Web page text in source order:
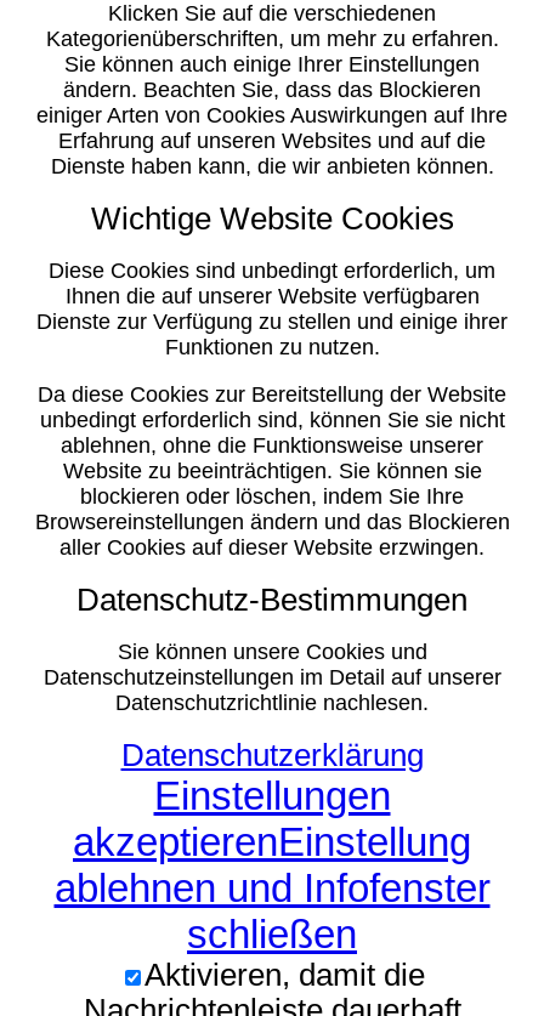
Klicken Sie auf die verschiedenen
Kategorienüberschriften, um mehr zu erfahren.
Sie können auch einige Ihrer Einstellungen
ändern. Beachten Sie, dass das Blockieren
einiger Arten von Cookies Auswirkungen auf Ihre
Erfahrung auf unseren Websites und auf die
Dienste haben kann, die wir anbieten können.
Wichtige Website Cookies
Diese Cookies sind unbedingt erforderlich, um
Ihnen die auf unserer Website verfügbaren
Dienste zur Verfügung zu stellen und einige ihrer
Funktionen zu nutzen.
Da diese Cookies zur Bereitstellung der Website
unbedingt erforderlich sind, können Sie sie nicht
ablehnen, ohne die Funktionsweise unserer
Website zu beeinträchtigen. Sie können sie
blockieren oder löschen, indem Sie Ihre
Browsereinstellungen ändern und das Blockieren
aller Cookies auf dieser Website erzwingen.
Datenschutz-Bestimmungen
Sie können unsere Cookies und
Datenschutzeinstellungen im Detail auf unserer
Datenschutzrichtlinie nachlesen.
Datenschutzerklärung
Einstellungen
akzeptierenEinstellung
ablehnen und Infofenster
schließen
Aktivieren, damit die